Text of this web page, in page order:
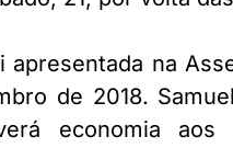
apresentada na
de 2018.
economia